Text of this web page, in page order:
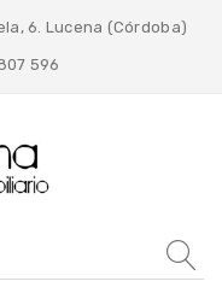
6. Lucena (Córdoba)
596